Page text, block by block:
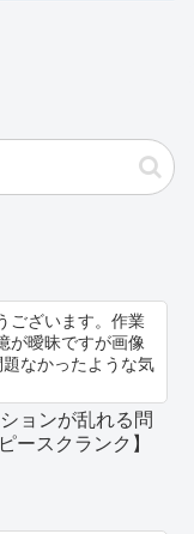
ございます。作業
が曖昧ですが画像
なかったような気
ョンが乱れる問
スクランク】